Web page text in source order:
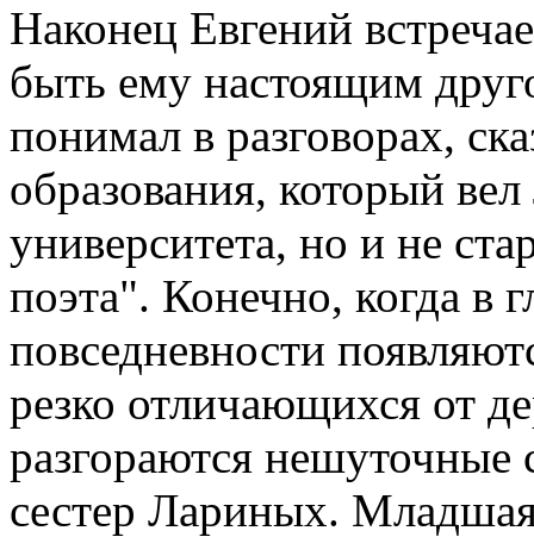
Наконец Евгений
быть ему настоящим
понимал в разговорах,
образования, который
университета, но и не
поэта". Конечно, когда в
повседневности
резко отличающихся от
разгораются нешуточные
сестер Лариных.